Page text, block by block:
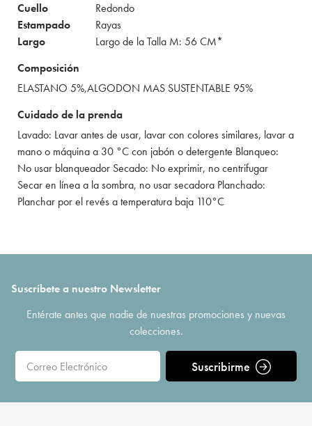
Cuello
Redondo
Estampado
Rayas
Largo
Largo de la Talla M: 56 CM*
Composición
ELASTANO 5%,ALGODON MAS SUSTENTABLE 95%
Cuidado de la prenda
Lavado: Lavar antes de usar, lavar con colores similares, lavar a
mano o máquina a 30 °C con jabón o detergente Blanqueo:
No usar blanqueador Secado: No exprimir, no centrifugar
Secar en línea a la sombra, no usar secadora Planchado:
Planchar por el revés a temperatura baja 110°C
Suscríbete a nuestro Newsletter
Entérate antes que nadie de nuestras promociones y nuevas
colecciones.
Suscribirme